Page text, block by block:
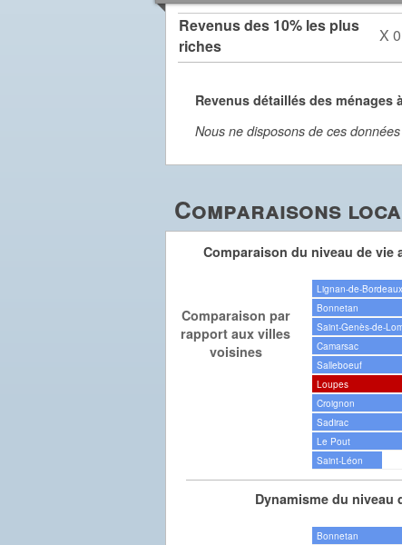
Revenus des 10% les plus
riches
X
Revenus détaillés des ménages
Nous ne disposons de ces
Comparaisons
Comparaison du niveau de vie
Comparaison par
rapport aux villes
voisines
Lignan-de-Bordeaux
Bonnetan
Saint-Genès-de-
Camarsac
Salleboeuf
Loupes
Croignon
Sadirac
Le Pout
Saint-Léon
Dynamisme du niveau
Bonnetan